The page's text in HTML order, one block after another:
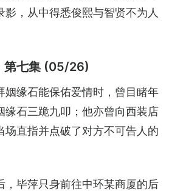
影，从中得悉俊熙与智贤不为人
第七集 (05/26)
姻缘石能保佑爱情时，曾目睹年
缘石三跪九叩；他亦曾向西装店
场直指并点破了对方不可告人的
，毕萍只身前往中环某商厦的后